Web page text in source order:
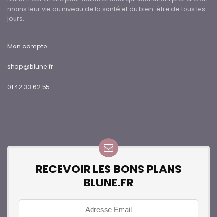
mains leur vie au niveau de la santé et du bien-être de tous les
jours.
Mon compte
shop@blune.fr
01 42 33 62 55
RECEVOIR LES BONS PLANS
BLUNE.FR